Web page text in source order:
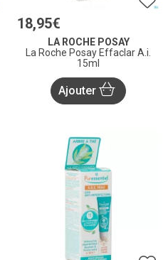
18,95€
LA ROCHE POSAY
La Roche Posay Effaclar A.i.
15ml
Ajouter